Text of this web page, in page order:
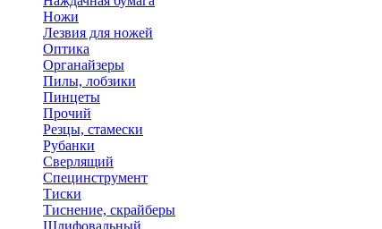
Ножи
Лезвия для ножей
Оптика
Органайзеры
Пилы, лобзики
Пинцеты
Прочий
Резцы, стамески
Рубанки
Сверлящий
Специнструмент
Тиски
Тиснение, скрайберы
Шлифовальный